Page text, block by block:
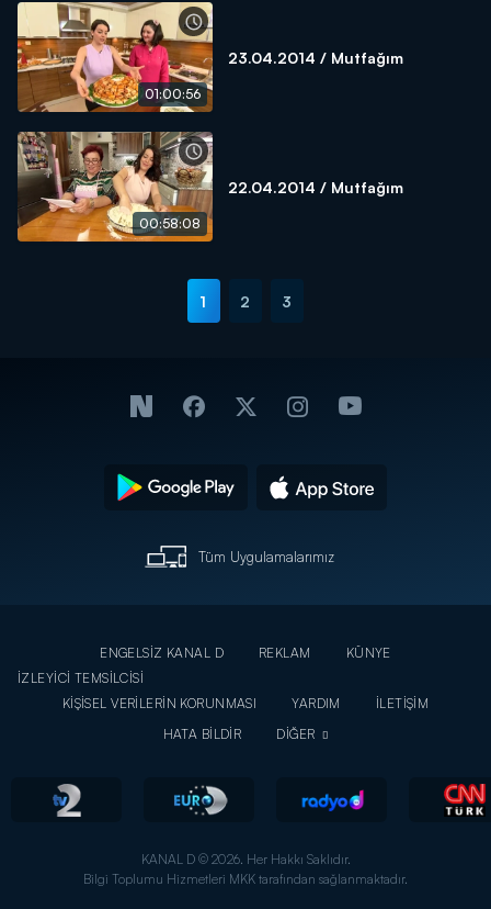
01:00:56
23.04.2014 / Mutfağım
00:58:08
22.04.2014 / Mutfağım
1 2 3
Tüm Uygulamalarımız
ENGELSİZ KANAL D REKLAM
KÜNYE
İZLEYİCİ TEMSİLCİSİ
KİŞİSEL VERİLERİN KORUNMASI
YARDIM
İLETİŞİM
HATA BİLDİR
DİĞER
KANAL D © 2026. Her Hakkı Saklıdır.
Bilgi Toplumu Hizmetleri MKK tarafından sağlanmaktadır.